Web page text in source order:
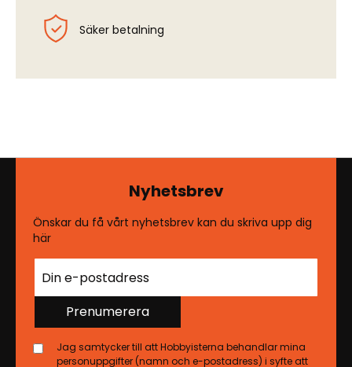
Säker betalning
Nyhetsbrev
Önskar du få vårt nyhetsbrev kan du skriva upp dig
här
Prenumerera
Jag samtycker till att Hobbyisterna behandlar mina
personuppgifter (namn och e-postadress) i syfte att